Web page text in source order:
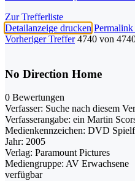
Zur Trefferliste
Detailanzeige drucken
Vorheriger Treffer 4740 von
No Direction Home
0 Bewertungen
Verfasser: Suche nach diesem
Verfasserangabe: ein Martin
Medienkennzeichen: DVD
Jahr: 2005
Verlag: Paramount Pictures
Mediengruppe: AV Erwachsene
verfügbar